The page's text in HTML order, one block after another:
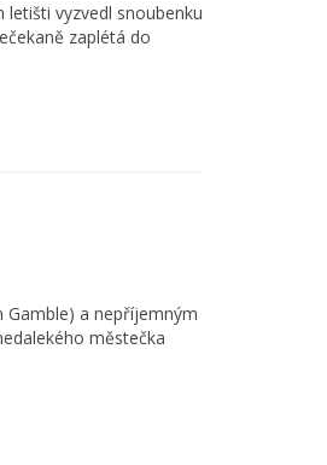
letišti vyzvedl snoubenku
zaplétá do
Gamble) a nepříjemným
městečka